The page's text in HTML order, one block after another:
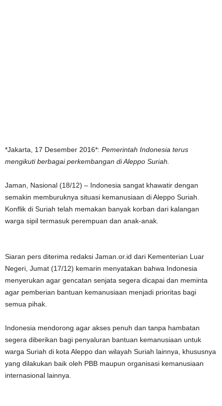
*Jakarta, 17 Desember 2016*: Pemerintah Indonesia terus
mengikuti berbagai perkembangan di Aleppo Suriah.
Jaman, Nasional (18/12) – Indonesia sangat khawatir dengan
semakin memburuknya situasi kemanusiaan di Aleppo Suriah.
Konflik di Suriah telah memakan banyak korban dari kalangan
warga sipil termasuk perempuan dan anak-anak.
Siaran pers diterima redaksi Jaman.or.id dari Kementerian Luar
Negeri, Jumat (17/12) kemarin menyatakan bahwa Indonesia
menyerukan agar gencatan senjata segera dicapai dan meminta
agar pemberian bantuan kemanusiaan menjadi prioritas bagi
semua pihak.
Indonesia mendorong agar akses penuh dan tanpa hambatan
segera diberikan bagi penyaluran bantuan kemanusiaan untuk
warga Suriah di kota Aleppo dan wilayah Suriah lainnya, khususnya
yang dilakukan baik oleh PBB maupun organisasi kemanusiaan
internasional lainnya.